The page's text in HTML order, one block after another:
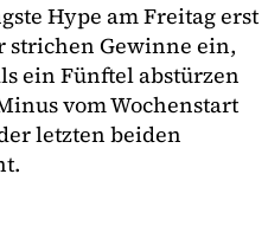
Hype am Freitag erst
strichen Gewinne ein,
ein Fünftel abstürzen
vom Wochenstart
letzten beiden